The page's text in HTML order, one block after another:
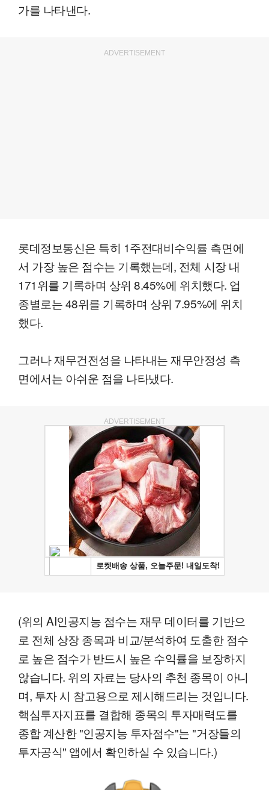
가를 나타낸다.
ADVERTISEMENT
롯데정보통신은 특히 1주전대비수익률 측면에
서 가장 높은 점수는 기록했는데, 전체 시장 내
171위를 기록하며 상위 8.45%에 위치했다. 업
종별로는 48위를 기록하며 상위 7.95%에 위치
했다.
그러나 재무건전성을 나타내는 재무안정성 측
면에서는 아쉬운 점을 나타냈다.
ADVERTISEMENT
(위의 AI인공지능 점수는 재무 데이터를 기반으
로 전체 상장 종목과 비교/분석하여 도출한 점수
로 높은 점수가 반드시 높은 수익률을 보장하지
않습니다. 위의 자료는 당사의 추천 종목이 아니
며, 투자 시 참고용으로 제시해드리는 것입니다.
핵심투자지표를 결합해 종목의 투자매력도를
종합 계산한 "인공지능 투자점수"는 "거장들의
투자공식" 앱에서 확인하실 수 있습니다.)